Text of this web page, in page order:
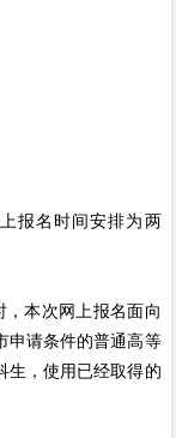
报名时间安排为两
本次网上报名面向
申请条件的普通高等
生，使用已经取得的